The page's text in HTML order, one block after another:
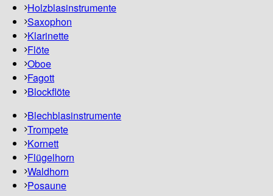
Holzblasinstrumente
Saxophon
Klarinette
Flöte
Oboe
Fagott
Blockflöte
Blechblasinstrumente
Trompete
Kornett
Flügelhorn
Waldhorn
Posaune